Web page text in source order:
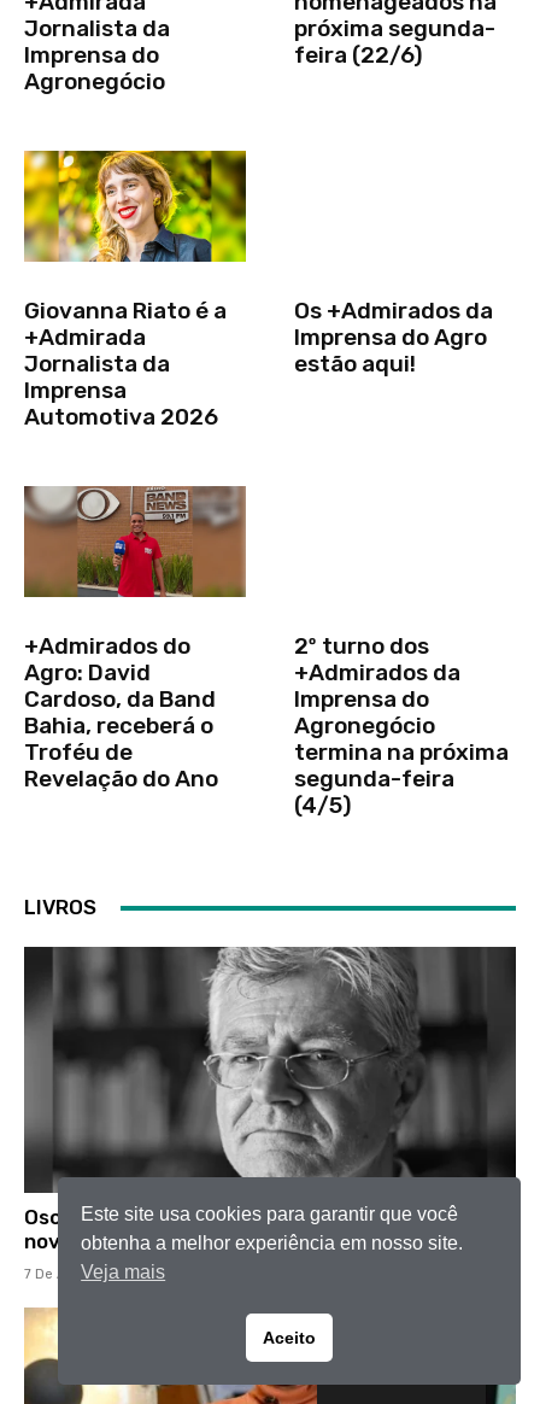
Jornalista da
Imprensa do
Agronegócio
próxima segunda-
feira (22/6)
Giovanna Riato é a
+Admirada
Jornalista da
Imprensa
Automotiva 2026
Os +Admirados da
Imprensa do Agro
estão aqui!
+Admirados do
Agro: David
Cardoso, da Band
Bahia, receberá o
Troféu de
Revelação do Ano
2º turno dos
+Admirados da
Imprensa do
Agronegócio
termina na próxima
segunda-feira
(4/5)
LIVROS
Oscar Pilagallo revisita cinco séculos de Brasil em
novo livro
7 De Agosto De 2026
Este site usa cookies para garantir que você
obtenha a melhor experiência em nosso site.
Veja mais
Aceito